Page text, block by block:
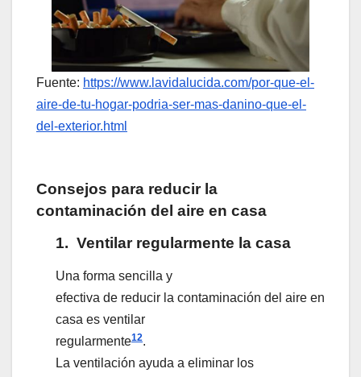
Fuente: https://www.lavidalucida.com/por-que-el-
aire-de-tu-hogar-podria-ser-mas-danino-que-el-
del-exterior.html
Consejos para reducir la
contaminación del aire en casa
1. Ventilar regularmente la casa
Una forma sencilla y
efectiva de reducir la contaminación del aire en
casa es ventilar
regularmente12.
La ventilación ayuda a eliminar los